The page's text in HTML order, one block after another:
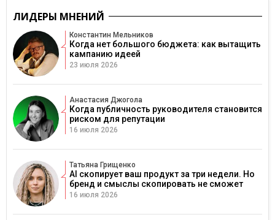
ЛИДЕРЫ МНЕНИЙ
Константин Мельников
Когда нет большого бюджета: как вытащить
кампанию идеей
23 июля 2026
Анастасия Джогола
Когда публичность руководителя становится
риском для репутации
16 июля 2026
Татьяна Грищенко
AI скопирует ваш продукт за три недели. Но
бренд и смыслы скопировать не сможет
16 июля 2026